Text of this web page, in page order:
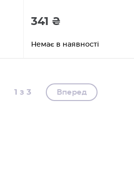
341 ₴
Немає в наявності
1 3 Вперед